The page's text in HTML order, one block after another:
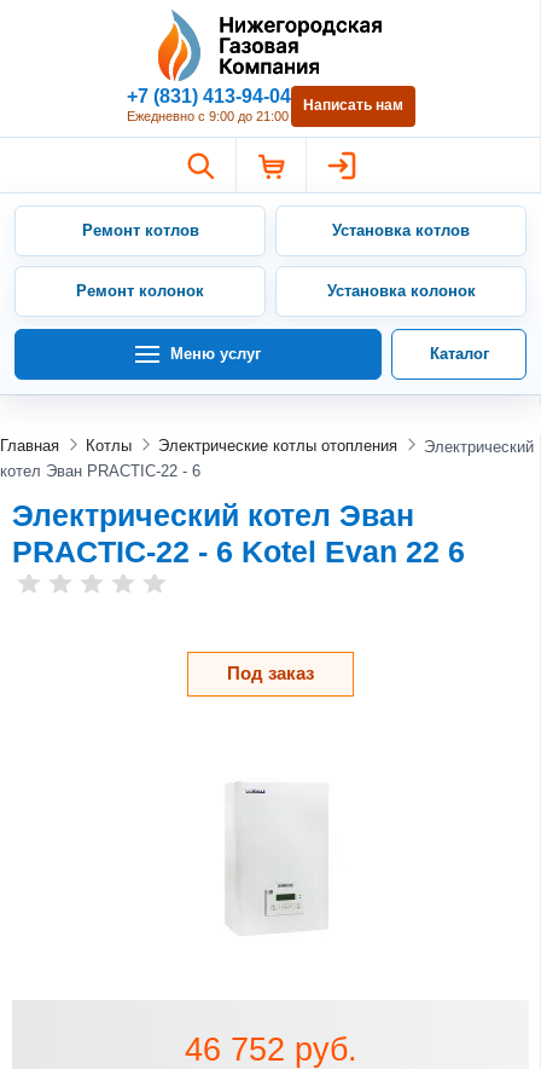
Нижегородская Газовая
+7 (831) 413-94-04
Ежедневно с 9:00 до 21:00
Написать нам
Ремонт котлов Установка котлов
Ремонт колонок Установка колонок
Меню услуг Каталог
Главная Котлы Электрические котлы отопления
Электрический
котел Эван PRACTIC-22 - 6
Электрический котел Эван
PRACTIC-22 - 6 Kotel Evan 22 6
Под заказ
46 752 руб.